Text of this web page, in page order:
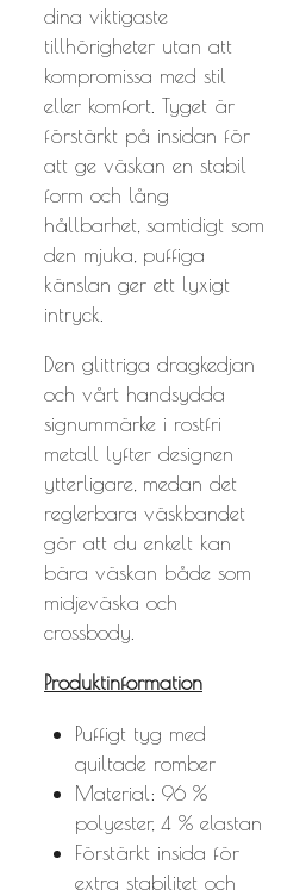
dina viktigaste
tillhörigheter utan att
kompromissa med stil
eller komfort. Tyget är
förstärkt på insidan för
att ge väskan en stabil
form och lång
hållbarhet, samtidigt som
den mjuka, puffiga
känslan ger ett lyxigt
intryck.
Den glittriga dragkedjan
och vårt handsydda
signummärke i rostfri
metall lyfter designen
ytterligare, medan det
reglerbara väskbandet
gör att du enkelt kan
bära väskan både som
midjeväska och
crossbody.
Produktinformation
Puffigt tyg med
quiltade romber
Material: 96 %
polyester, 4 % elastan
Förstärkt insida för
extra stabilitet och